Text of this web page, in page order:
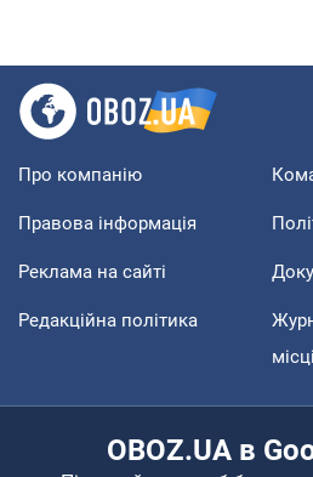
Про компанію
Правова інформація
Реклама на сайті
Редакційна політика
OBOZ.UA в